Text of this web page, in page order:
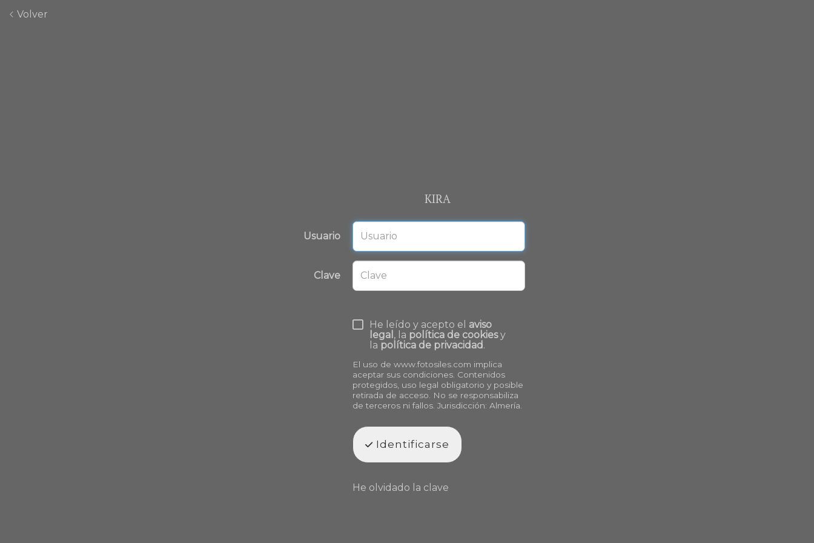
Volver
KIRA
Usuario
Clave
He leído y acepto el aviso
legal , la política de cookiesy
la política de privacidad.
El uso de www.fotosiles.com implica
aceptar sus condiciones. Contenidos
protegidos, uso legal obligatorio y posible
retirada de acceso. No se responsabiliza
de terceros ni fallos. Jurisdicción: Almería.
Identificarse
He olvidado la clave